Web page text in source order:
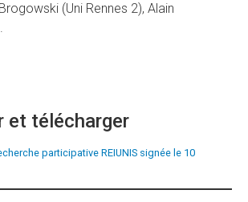
(Uni Rennes 2), Alain
et télécharger
participative REIUNIS signée le 10